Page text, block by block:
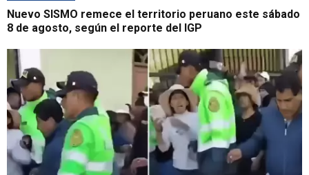
Nuevo SISMO remece el territorio peruano este sábado
8 de agosto, según el reporte del IGP